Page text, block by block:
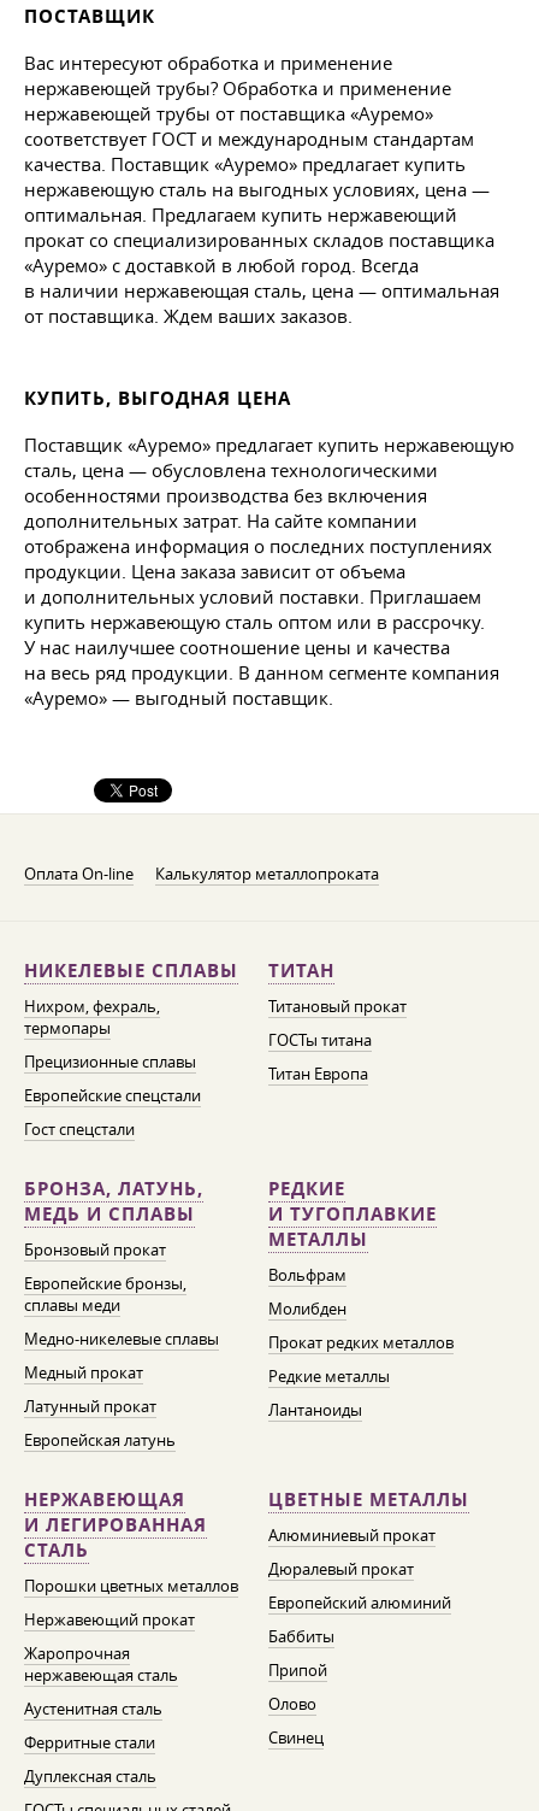
ПОСТАВЩИК
Вас интересуют обработка и применение
нержавеющей трубы? Обработка и применение
нержавеющей трубы от поставщика «Ауремо»
соответствует ГОСТ и международным стандартам
качества. Поставщик «Ауремо» предлагает купить
нержавеющую сталь на выгодных условиях, цена —
оптимальная. Предлагаем купить нержавеющий
прокат со специализированных складов поставщика
«Ауремо» с доставкой в любой город. Всегда
в наличии нержавеющая сталь, цена — оптимальная
от поставщика. Ждем ваших заказов.
КУПИТЬ, ВЫГОДНАЯ ЦЕНА
Поставщик «Ауремо» предлагает купить нержавеющую
сталь, цена — обусловлена технологическими
особенностями производства без включения
дополнительных затрат. На сайте компании
отображена информация о последних поступлениях
продукции. Цена заказа зависит от объема
и дополнительных условий поставки. Приглашаем
купить нержавеющую сталь оптом или в рассрочку.
У нас наилучшее соотношение цены и качества
на весь ряд продукции. В данном сегменте компания
«Ауремо» — выгодный поставщик.
Оплата On-line Калькулятор металлопроката
НИКЕЛЕВЫЕ СПЛАВЫ
Нихром, фехраль,
термопары
Прецизионные сплавы
Европейские спецстали
Гост спецстали
ТИТАН
Титановый прокат
ГОСТы титана
Титан Европа
БРОНЗА, ЛАТУНЬ,
МЕДЬ И СПЛАВЫ
Бронзовый прокат
Европейские бронзы,
сплавы меди
Медно-никелевые сплавы
Медный прокат
Латунный прокат
Европейская латунь
РЕДКИЕ
И ТУГОПЛАВКИЕ
МЕТАЛЛЫ
Вольфрам
Молибден
Прокат редких металлов
Редкие металлы
Лантаноиды
НЕРЖАВЕЮЩАЯ
И ЛЕГИРОВАННАЯ
СТАЛЬ
Порошки цветных металлов
Нержавеющий прокат
Жаропрочная
нержавеющая сталь
Аустенитная сталь
Ферритные стали
Дуплексная сталь
ЦВЕТНЫЕ МЕТАЛЛЫ
Алюминиевый прокат
Дюралевый прокат
Европейский алюминий
Баббиты
Припой
Олово
Свинец